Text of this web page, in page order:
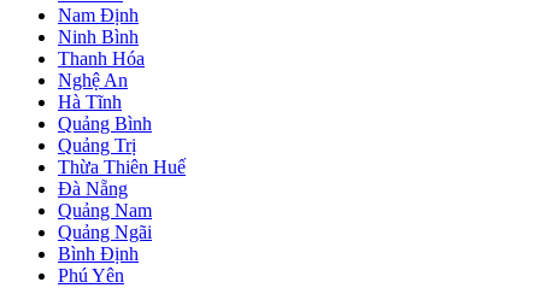
Nam Định
Ninh Bình
Thanh Hóa
Nghệ An
Hà Tĩnh
Quảng Bình
Quảng Trị
Thừa Thiên Huế
Đà Nẵng
Quảng Nam
Quảng Ngãi
Bình Định
Phú Yên